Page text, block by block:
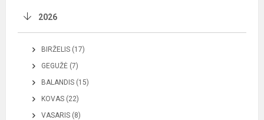
2026
BIRŽELIS (17)
GEGUŽĖ (7)
BALANDIS (15)
KOVAS (22)
VASARIS (8)